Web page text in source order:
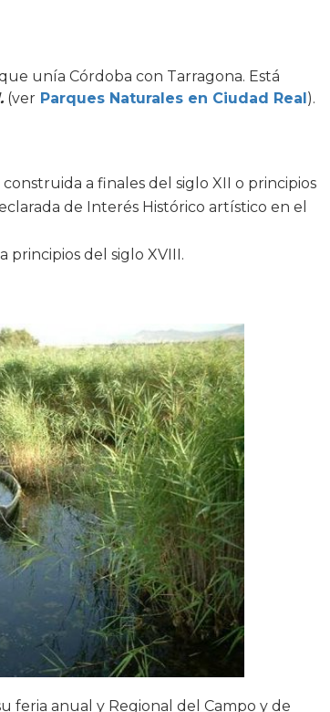
unía Córdoba con Tarragona. Está
(ver Parques Naturales en Ciudad Real).
construida a finales del siglo XII o principios
de Interés Histórico artístico en el
principios del siglo XVIII.
feria anual y Regional del Campo y de